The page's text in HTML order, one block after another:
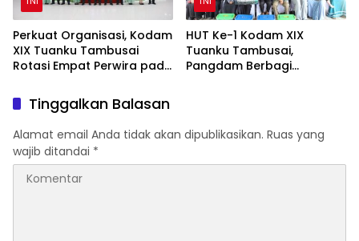
Perkuat Organisasi, Kodam
XIX Tuanku Tambusai
Rotasi Empat Perwira pada
HUT Ke-1 Kodam XIX
Tuanku Tambusai,
Pangdam Berbagi
Tinggalkan Balasan
Alamat email Anda tidak akan dipublikasikan. Ruas yang
wajib ditandai *